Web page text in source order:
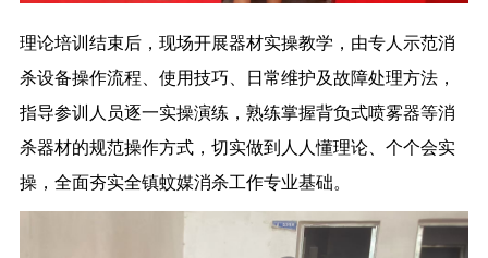
理论培训结束后，现场开展器材实操教学，由专人示范消
杀设备操作流程、使用技巧、日常维护及故障处理方法，
指导参训人员逐一实操演练，熟练掌握背负式喷雾器等消
杀器材的规范操作方式，切实做到人人懂理论、个个会实
操，全面夯实全镇蚊媒消杀工作专业基础。